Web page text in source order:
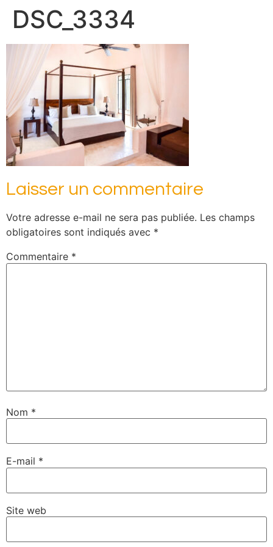
DSC_3334
Laisser un commentaire
Votre adresse e-mail ne sera pas publiée. Les champs
obligatoires sont indiqués avec *
Commentaire *
Nom *
E-mail *
Site web